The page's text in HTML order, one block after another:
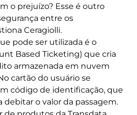
o prejuízo? Esse é outro
entre os
Ceragiolli.
pode ser utilizada é o
Based Ticketing) que cria
armazenada em nuvem
cartão do usuário se
código de identificação, que
debitar o valor da passagem.